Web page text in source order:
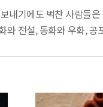
내기에도 벅찬 사람들
전설, 동화와 우화, 공